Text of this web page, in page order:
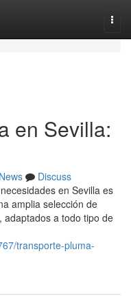
en Sevilla:
News
Discuss
en Sevilla es
amplia selección de
adaptados a todo tipo de
transporte-pluma-